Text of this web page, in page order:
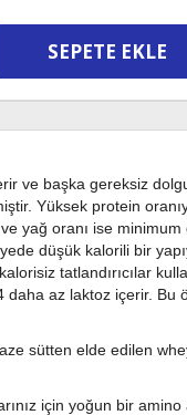
SEPETE EKLE
ve başka gereksiz
Yüksek protein
yağ oranı ise
düşük kalorili bir
tatlandırıcılar
az laktoz içerir.
sütten elde edilen
için yoğun bir